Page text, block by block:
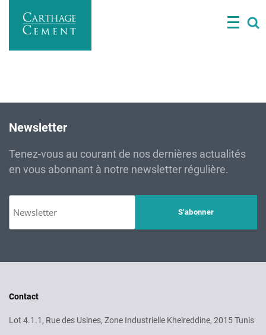
contenu
Newsletter
Tenez-vous au courant de nos dernières actualités
en vous abonnant à notre newsletter régulière.
Contact
Lot 4.1.1, Rue des Usines, Zone Industrielle Kheireddine, 2015 Tunis